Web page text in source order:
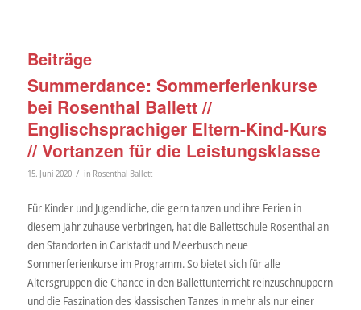
Beiträge
Summerdance: Sommerferienkurse
bei Rosenthal Ballett //
Englischsprachiger Eltern-Kind-Kurs
// Vortanzen für die Leistungsklasse
15. Juni 2020 / in Rosenthal Ballett
Für Kinder und Jugendliche, die gern tanzen und ihre Ferien in
diesem Jahr zuhause verbringen, hat die Ballettschule Rosenthal an
den Standorten in Carlstadt und Meerbusch neue
Sommerferienkurse im Programm. So bietet sich für alle
Altersgruppen die Chance in den Ballettunterricht reinzuschnuppern
und die Faszination des klassischen Tanzes in mehr als nur einer